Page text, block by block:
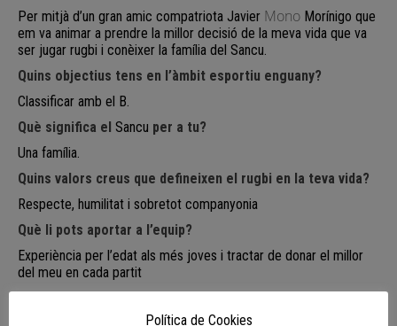
Per mitjà d’un gran amic compatriota Javier Mono Morínigo que
em va animar a prendre la millor decisió de la meva vida que va
ser jugar rugbi i conèixer la família del Sancu.
Quins objectius tens en l’àmbit esportiu enguany?
Classificar amb el B.
Què significa el Sancu per a tu?
Una família.
Quins valors creus que defineixen el rugbi en la teva vida?
Respecte, humilitat i sobretot companyonia
Què li pots aportar a l’equip?
Experiència per l’edat als més joves i tractar de donar el millor
del meu en cada partit
Política de Cookies